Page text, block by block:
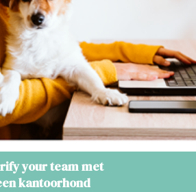
your team met
kantoorhond